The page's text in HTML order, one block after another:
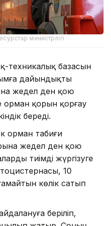
министрлігі
техникалық базасын
дайындықты
жедел ден қою
орман қорын қорғау
береді.
орман табиғи
жедел ден қою
тиімді жүргізуге
10
көлік сатып
беріліп,